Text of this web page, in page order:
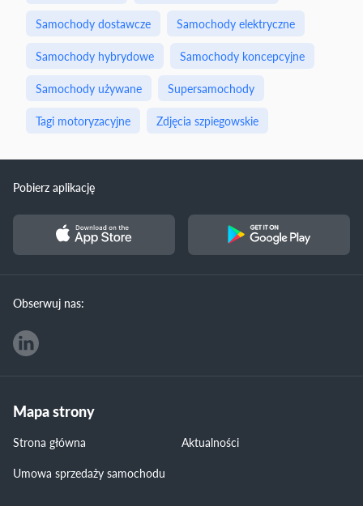
Samochody dostawcze
Samochody elektryczne
Samochody hybrydowe
Samochody koncepcyjne
Samochody używane
Supersamochody
Tagi motoryzacyjne
Zdjęcia szpiegowskie
Pobierz aplikację
Obserwuj nas:
Mapa strony
Strona główna
Aktualności
Umowa sprzedaży samochodu